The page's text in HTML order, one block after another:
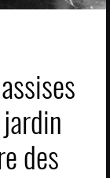
des